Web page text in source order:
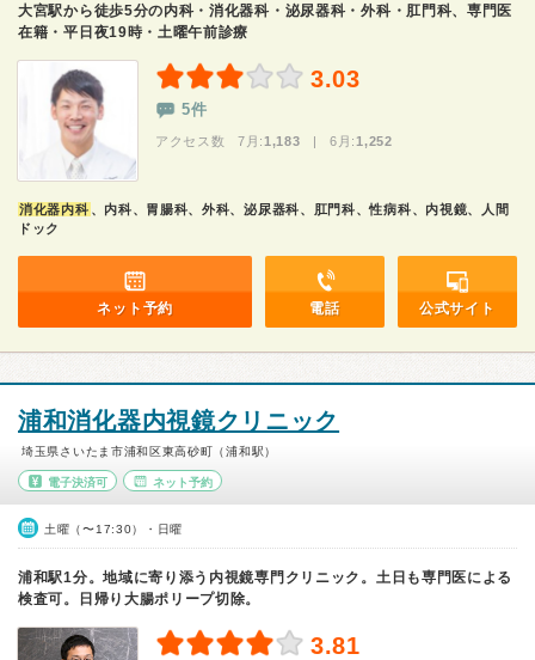
大宮駅から徒歩5分の内科・消化器科・泌尿器科・外科・肛門科、専門医
在籍・平日夜19時・土曜午前診療
3.03
5件
アクセス数 7月: 1,183 | 6月: 1,252
消化器内科 、内科、胃腸科、外科、泌尿器科、肛門科、性病科、内視鏡、人間
ドック
ネット予約 電話 公式サイト
浦和消化器内視鏡クリニック
埼玉県さいたま市浦和区東高砂町（浦和駅）
電子決済可 ネット予約
土曜（〜17:30）・日曜
浦和駅1分。地域に寄り添う内視鏡専門クリニック。土日も専門医による
検査可。日帰り大腸ポリープ切除。
3.81